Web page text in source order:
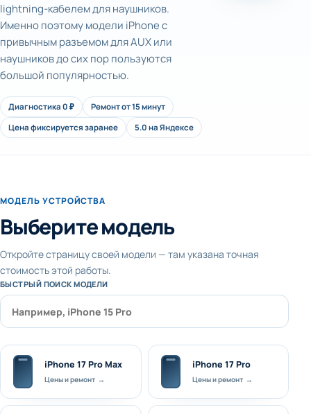
lightning-кабелем для наушников.
Именно поэтому модели iPhone с
привычным разъемом для AUX или
наушников до сих пор пользуются
большой популярностью.
Диагностика 0 ₽
Ремонт от 15 минут
Цена фиксируется заранее
5.0 на Яндексе
МОДЕЛЬ УСТРОЙСТВА
Выберите модель
Откройте страницу своей модели — там указана точная
стоимость этой работы.
БЫСТРЫЙ ПОИСК МОДЕЛИ
iPhone 17 Pro Max
Цены и ремонт →
iPhone 17 Pro
Цены и ремонт →